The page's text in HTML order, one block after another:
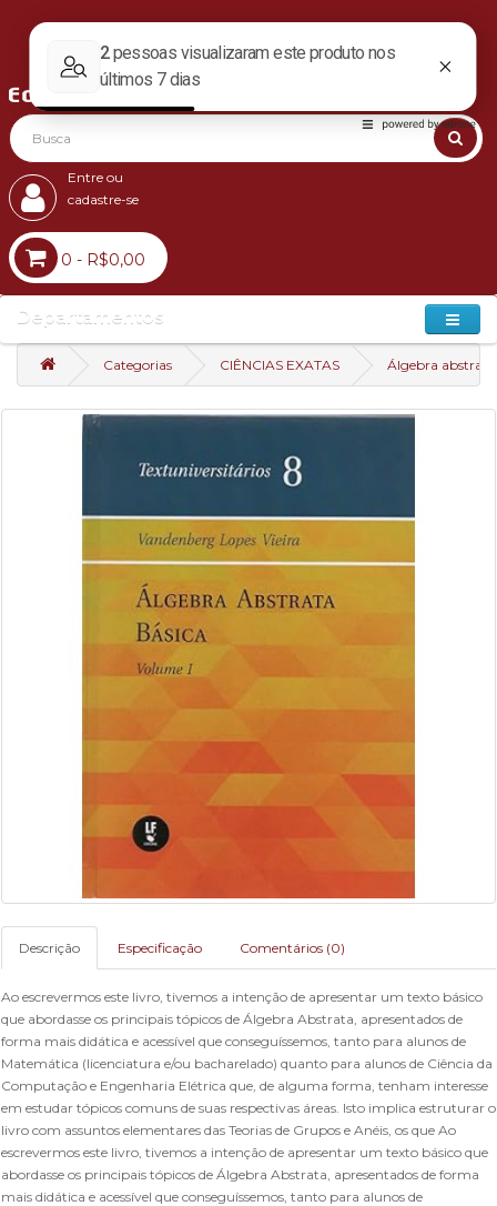
Entre ou
cadastre-se
0 - R$0,00
Departamentos
Categorias CIÊNCIAS EXATAS Álgebra
Descrição Especificação Comentários (0)
Ao escrevermos este livro, tivemos a intenção de apresentar um texto básico
que abordasse os principais tópicos de Álgebra Abstrata, apresentados de
forma mais didática e acessível que conseguíssemos, tanto para alunos de
Matemática (licenciatura e/ou bacharelado) quanto para alunos de Ciência da
Computação e Engenharia Elétrica que, de alguma forma, tenham interesse
em estudar tópicos comuns de suas respectivas áreas. Isto implica estruturar o
livro com assuntos elementares das Teorias de Grupos e Anéis, os que Ao
escrevermos este livro, tivemos a intenção de apresentar um texto básico que
abordasse os principais tópicos de Álgebra Abstrata, apresentados de forma
mais didática e acessível que conseguíssemos, tanto para alunos de